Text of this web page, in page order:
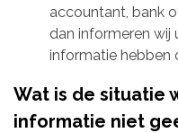
accountant, bank
dan informeren wij
informatie hebben
Wat is de situatie
informatie niet